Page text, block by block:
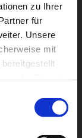
zu Ihrer
für
Unsere
mit